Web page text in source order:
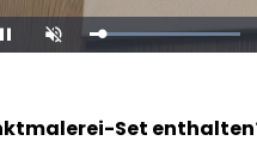
Unmute Loaded:
100.00%
Set